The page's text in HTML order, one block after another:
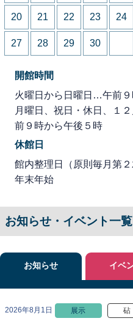
20 21 22 23 24
27 28 29 30
開館時間
火曜日から日曜日…午前
月曜日、祝日・休日、１
前９時から午後５時
休館日
館内整理日（原則毎月第
年末年始
お知らせ・イベント一覧
お知らせ
2026年8月1日 展示 砧
イベ